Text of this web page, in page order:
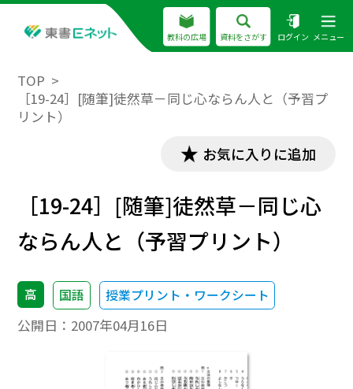
教科の広場 資料をさがす ログイン メニュー
TOP
［19-24］[随筆]徒然草－同じ心ならん人と（予習プ
リント）
お気に入りに追加
［19-24］[随筆]徒然草－同じ心
ならん人と（予習プリント）
高 国語 授業プリント・ワークシート
公開日： 2007年04月16日